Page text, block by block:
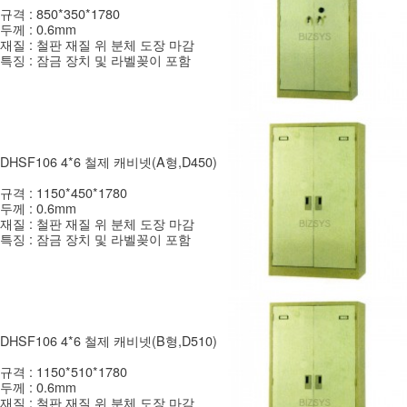
규격 : 850*350*1780
두께 : 0.6mm
재질 : 철판 재질 위 분체 도장 마감
특징 : 잠금 장치 및 라벨꽂이 포함
DHSF106 4*6 철제 캐비넷(A형,D450)
규격 : 1150*450*1780
두께 : 0.6mm
재질 : 철판 재질 위 분체 도장 마감
특징 : 잠금 장치 및 라벨꽂이 포함
DHSF106 4*6 철제 캐비넷(B형,D510)
규격 : 1150*510*1780
두께 : 0.6mm
재질 : 철판 재질 위 분체 도장 마감